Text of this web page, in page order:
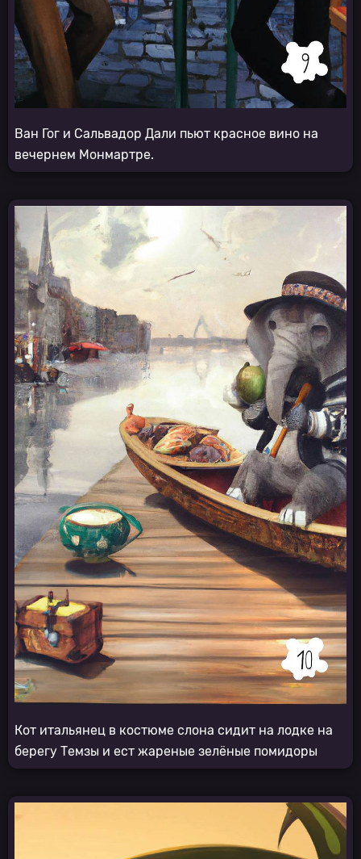
Ван Гог и Сальвадор Дали пьют красное вино на
вечернем Монмартре.
Кот итальянец в костюме слона сидит на лодке на
берегу Темзы и ест жареные зелёные помидоры